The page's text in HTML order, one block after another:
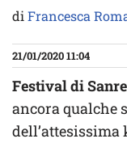
diFrancesca
21/01/2020 11:04
Festival di
ancora qualche
dell’attesissima